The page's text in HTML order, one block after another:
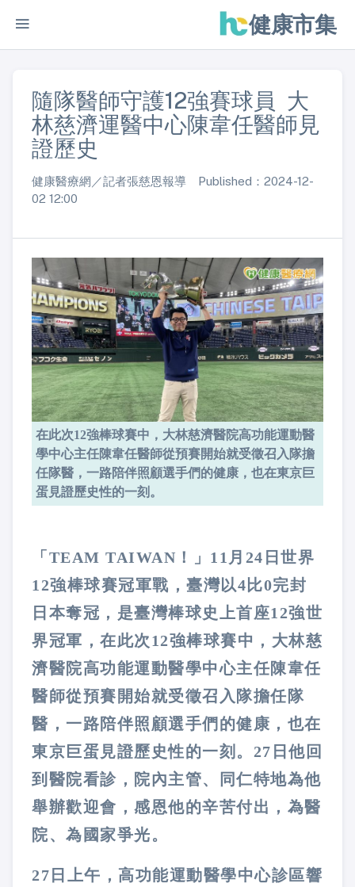
健康市集
隨隊醫師守護12強賽球員 大
林慈濟運醫中心陳韋任醫師見
證歷史
健康醫療網／記者張慈恩報導 Published：2024-12-
02 12:00
在此次12強棒球賽中，大林慈濟醫院高功能運動醫
學中心主任陳韋任醫師從預賽開始就受徵召入隊擔
任隊醫，一路陪伴照顧選手們的健康，也在東京巨
蛋見證歷史性的一刻。
「TEAM TAIWAN！」11月24日世界
12強棒球賽冠軍戰，臺灣以4比0完封
日本奪冠，是臺灣棒球史上首座12強世
界冠軍，在此次12強棒球賽中，大林慈
濟醫院高功能運動醫學中心主任陳韋任
醫師從預賽開始就受徵召入隊擔任隊
醫，一路陪伴照顧選手們的健康，也在
東京巨蛋見證歷史性的一刻。27日他回
到醫院看診，院內主管、同仁特地為他
舉辦歡迎會，感恩他的辛苦付出，為醫
院、為國家爭光。
27日上午，高功能運動醫學中心診區響